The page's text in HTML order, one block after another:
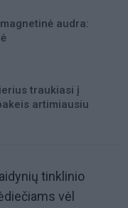
audra:
traukiasi į
artimiausiu
tinklinio
vėl